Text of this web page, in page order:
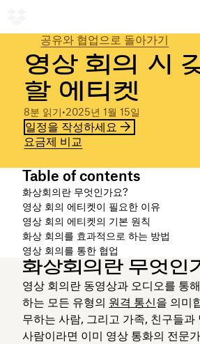
공유와 협업으로 돌아가기
영상 회의 시
할 에티켓
8분 읽기•2025년 1월 15일
일정을 작성하세요
요금제 비교
Table of contents
화상회의란 무엇인가요?
영상 회의 에티켓이 필요한 이유
영상 회의 에티켓의 기본 원칙
화상 회의를 효과적으로 하는 방법
영상 회의를 통한 협업
화상회의란 무엇인
영상 회의란 동영상과 오디오를 통
하는 모든 유형의 원격 통신을 의미
무하는 사람, 그리고 가족, 친구들과
사람이라면 이미 영상 통화의 전문